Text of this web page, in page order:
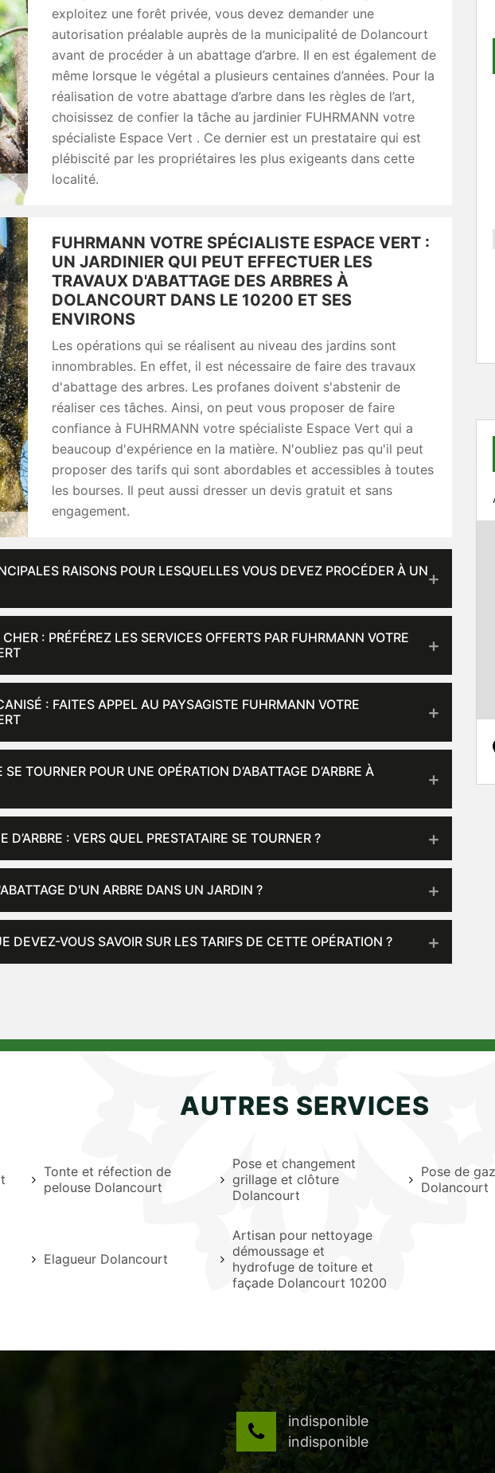
exploitez une forêt privée, vous devez demander une
autorisation préalable auprès de la municipalité de Dolancourt
avant de procéder à un abattage d’arbre. Il en est également de
même lorsque le végétal a plusieurs centaines d’années. Pour la
réalisation de votre abattage d’arbre dans les règles de l’art,
choisissez de confier la tâche au jardinier FUHRMANN votre
spécialiste Espace Vert . Ce dernier est un prestataire qui est
plébiscité par les propriétaires les plus exigeants dans cette
localité.
FUHRMANN VOTRE SPÉCIALISTE ESPACE VERT :
UN JARDINIER QUI PEUT EFFECTUER LES
TRAVAUX D'ABATTAGE DES ARBRES À
DOLANCOURT DANS LE 10200 ET SES
ENVIRONS
Les opérations qui se réalisent au niveau des jardins sont
innombrables. En effet, il est nécessaire de faire des travaux
d'abattage des arbres. Les profanes doivent s'abstenir de
réaliser ces tâches. Ainsi, on peut vous proposer de faire
confiance à FUHRMANN votre spécialiste Espace Vert qui a
beaucoup d'expérience en la matière. N'oubliez pas qu'il peut
proposer des tarifs qui sont abordables et accessibles à toutes
les bourses. Il peut aussi dresser un devis gratuit et sans
engagement.
RAISONS POUR LESQUELLES VOUS DEVEZ PROCÉDER À UN
CHER : PRÉFÉREZ LES SERVICES OFFERTS PAR FUHRMANN VOTRE
: FAITES APPEL AU PAYSAGISTE FUHRMANN VOTRE
TOURNER POUR UNE OPÉRATION D’ABATTAGE D’ARBRE À
D’ARBRE : VERS QUEL PRESTATAIRE SE TOURNER ?
D'UN ARBRE DANS UN JARDIN ?
DEVEZ-VOUS SAVOIR SUR LES TARIFS DE CETTE OPÉRATION ?
AUTRES SERVICES
Tonte et réfection de
pelouse Dolancourt
Pose et changement
grillage et clôture
Dolancourt
Pose de
Dolancourt
Elagueur Dolancourt
Artisan pour nettoyage
démoussage et
hydrofuge de toiture et
façade Dolancourt 10200
indisponible
indisponible